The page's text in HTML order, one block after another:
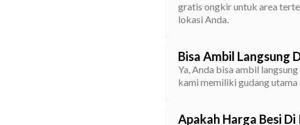
gratis ongkir untuk area
lokasi Anda.
Bisa Ambil Langsung
Ya, Anda bisa ambil
kami memiliki gudang utama
Apakah Harga Besi Di